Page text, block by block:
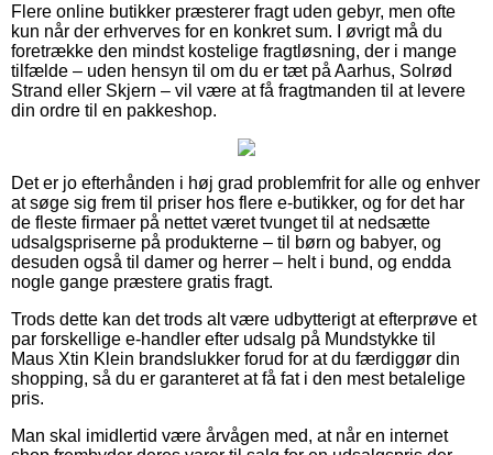
Flere online butikker præsterer fragt uden gebyr, men ofte
kun når der erhverves for en konkret sum. I øvrigt må du
foretrække den mindst kostelige fragtløsning, der i mange
tilfælde – uden hensyn til om du er tæt på Aarhus, Solrød
Strand eller Skjern – vil være at få fragtmanden til at levere
din ordre til en pakkeshop.
Det er jo efterhånden i høj grad problemfrit for alle og enhver
at søge sig frem til priser hos flere e-butikker, og for det har
de fleste firmaer på nettet været tvunget til at nedsætte
udsalgspriserne på produkterne – til børn og babyer, og
desuden også til damer og herrer – helt i bund, og endda
nogle gange præstere gratis fragt.
Trods dette kan det trods alt være udbytterigt at efterprøve et
par forskellige e-handler efter udsalg på Mundstykke til
Maus Xtin Klein brandslukker forud for at du færdiggør din
shopping, så du er garanteret at få fat i den mest betalelige
pris.
Man skal imidlertid være årvågen med, at når en internet